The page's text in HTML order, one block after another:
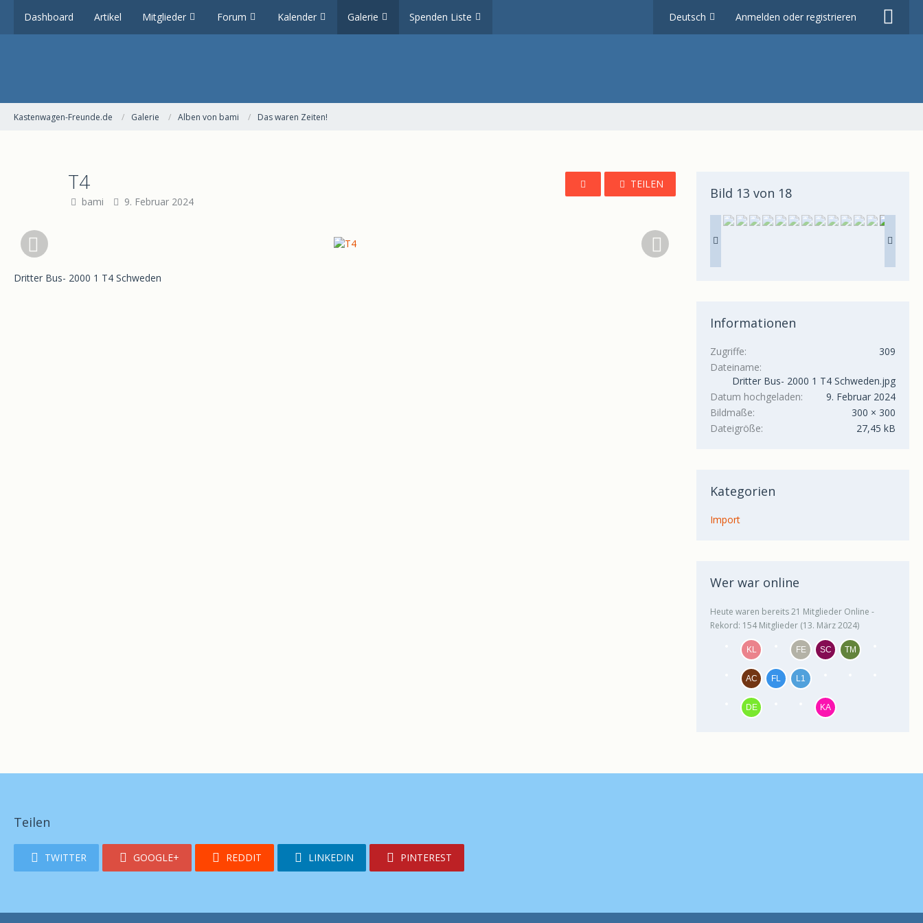
Dashboard Artikel Mitglieder Forum Kalender Galerie Spenden Liste Deutsch Anmelden oder registrieren
Kastenwagen-Freunde.de Galerie Alben von bami Das waren Zeiten!
T4
bami 9. Februar 2024
TEILEN
Dritter Bus- 2000 1 T4 Schweden
Bild 13 von 18
Informationen
Zugriffe
309
Dateiname
Dritter Bus- 2000 1 T4 Schweden.jpg
Datum hochgeladen
9. Februar 2024
Bildmaße
300 × 300
Dateigröße
27,45 kB
Kategorien
Import
Wer war online
Heute waren bereits 21 Mitglieder Online -
Rekord: 154 Mitglieder (13. März 2024)
Teilen
TWITTER GOOGLE+ REDDIT LINKEDIN PINTEREST